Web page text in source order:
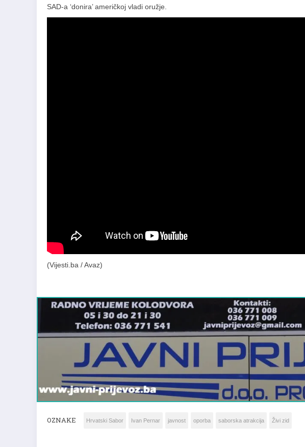
SAD-a ‘donira’ američkoj vladi oružje.
(Vijesti.ba / Avaz)
OZNAKE Hrvatski Sabor Ivan Pernar javnost oporba saborska atrakcija Živi zid